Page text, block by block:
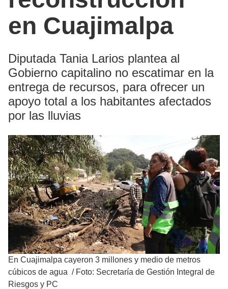
en Cuajimalpa
Diputada Tania Larios plantea al
Gobierno capitalino no escatimar en la
entrega de recursos, para ofrecer un
apoyo total a los habitantes afectados
por las lluvias
En Cuajimalpa cayeron 3 millones y medio de metros
cúbicos de agua / Foto: Secretaría de Gestión Integral de
Riesgos y PC